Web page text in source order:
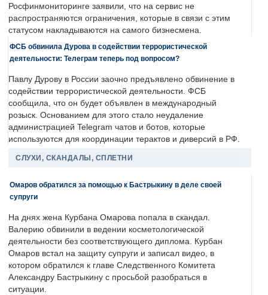
Росфинмониторинге заявили, что на сервис не
распространяются ограничения, которые в связи с этим
статусом накладываются на самого бизнесмена.
ФСБ обвинила Дурова в содействии террористической
деятельности: Телеграм теперь под вопросом?
Павлу Дурову в России заочно предъявлено обвинение в
содействии террористической деятельности. ФСБ
сообщила, что он будет объявлен в международный
розыск. Основанием для этого стало неудаление
администрацией Telegram чатов и ботов, которые
используются для координации терактов и диверсий в РФ.
СЛУХИ, СКАНДАЛЫ, СПЛЕТНИ
Омаров обратился за помощью к Бастрыкину в деле своей
супруги
На днях жена Курбана Омарова попала в скандал.
Валерию обвинили в ведении косметологической
деятельности без соответствующего диплома. Курбан
Омаров встал на защиту супруги и записал видео, в
котором обратился к главе Следственного Комитета
Александру Бастрыкину с просьбой разобраться в
ситуации.